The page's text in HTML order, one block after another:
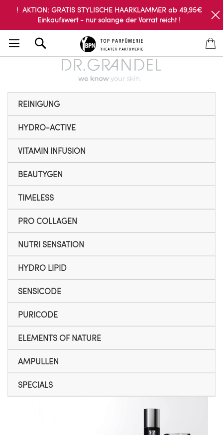
! AKTION: GRATIS STYLISCHE HAARKLAMMER ab 49,95€
Einkaufswert - nur solange der Vorrat reicht !
REINIGUNG
HYDRO-ACTIVE
VITAMIN INFUSION
BEAUTYGEN
TIMELESS
PRO COLLAGEN
NUTRI SENSATION
HYDRO LIPID
SENSICODE
PURICODE
ELEMENTS OF NATURE
AMPULLEN
SPECIALS